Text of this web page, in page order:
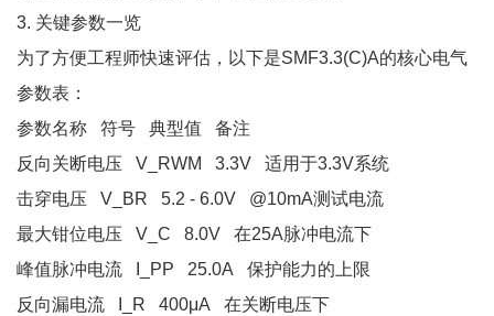
3. 关键参数一览
为了方便工程师快速评估，以下是SMF3.3(C)A的核心电气
参数表：
参数名称 符号 典型值 备注
反向关断电压 V_RWM 3.3V 适用于3.3V系统
击穿电压 V_BR 5.2 - 6.0V @10mA测试电流
最大钳位电压 V_C 8.0V 在25A脉冲电流下
峰值脉冲电流 I_PP 25.0A 保护能力的上限
反向漏电流 I_R 400μA 在关断电压下